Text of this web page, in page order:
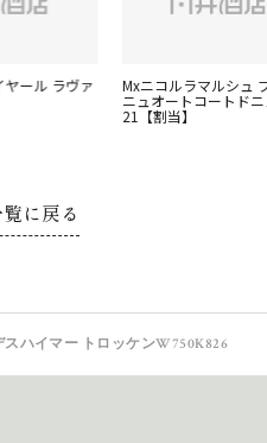
ール ラヴァ Mxニコルラマルシュ
ニュオートコートド
21【割当】
に戻る
スハイマー トロッケンW750K826